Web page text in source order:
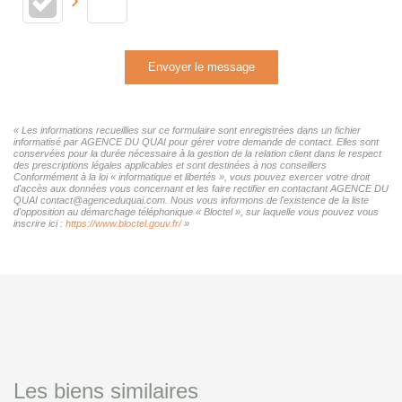
Envoyer le message
« Les informations recueillies sur ce formulaire sont enregistrées dans un fichier
informatisé par AGENCE DU QUAI pour gérer votre demande de contact. Elles sont
conservées pour la durée nécessaire à la gestion de la relation client dans le respect
des prescriptions légales applicables et sont destinées à nos conseillers
Conformément à la loi « informatique et libertés », vous pouvez exercer votre droit
d'accès aux données vous concernant et les faire rectifier en contactant AGENCE DU
QUAI contact@agenceduquai.com. Nous vous informons de l'existence de la liste
d'opposition au démarchage téléphonique « Bloctel », sur laquelle vous pouvez vous
inscrire ici : https://www.bloctel.gouv.fr/»
Les biens similaires